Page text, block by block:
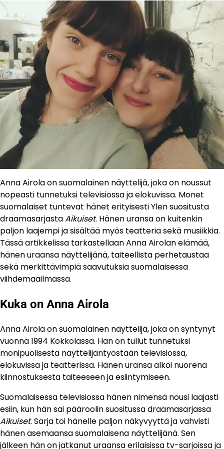
Anna Airola on suomalainen näyttelijä, joka on noussut
nopeasti tunnetuksi televisiossa ja elokuvissa. Monet
suomalaiset tuntevat hänet erityisesti Ylen suositusta
draamasarjastaAikuiset. Hänen uransa on kuitenkin
paljon laajempi ja sisältää myös teatteria sekä musiikkia.
Tässä artikkelissa tarkastellaan Anna Airolan elämää,
hänen uraansa näyttelijänä, taiteellista perhetaustaa
sekä merkittävimpiä saavutuksia suomalaisessa
viihdemaailmassa.
Kuka on Anna Airola
Anna Airola on suomalainen näyttelijä, joka on syntynyt
vuonna 1994 Kokkolassa. Hän on tullut tunnetuksi
monipuolisesta näyttelijäntyöstään televisiossa,
elokuvissa ja teatterissa. Hänen uransa alkoi nuorena
kiinnostuksesta taiteeseen ja esiintymiseen.
Suomalaisessa televisiossa hänen nimensä nousi laajasti
esiin, kun hän sai pääroolin suositussa draamasarjassa
Aikuiset. Sarja toi hänelle paljon näkyvyyttä ja vahvisti
hänen asemaansa suomalaisena näyttelijänä. Sen
jälkeen hän on jatkanut uraansa erilaisissa tv-sarjoissa ja